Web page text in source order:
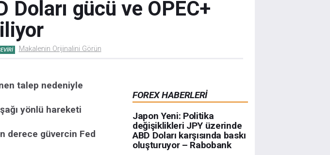
Doları gücü ve OPEC+
Makalenin Orijinalini Görün
talep nedeniyle
yönlü hareketi
derece güvercin Fed
FOREX HABERLERİ
Japon Yeni: Politika
değişiklikleri JPY üzerinde
ABD Doları karşısında baskı
oluşturuyor – Rabobank